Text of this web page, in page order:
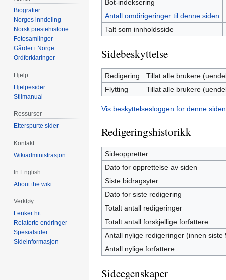
Bot-indeksering
Antall omdirigeringer til denne siden
Talt som innholdsside
Sidebeskyttelse
Redigering
Tillat alle brukere
Flytting
Tillat alle brukere
Vis beskyttelsesloggen for denne
Redigeringshistorikk
Sideoppretter
Dato for opprettelse av siden
Siste bidragsyter
Dato for siste redigering
Totalt antall redigeringer
Totalt antall forskjellige forfattere
Antall nylige redigeringer (innen siste
Antall nylige forfattere
Sideegenskaper
Biografier
Norges inndeling
Norsk prestehistorie
Fotosamlinger
Gårder i Norge
Ordforklaringer
Hjelp
Hjelpesider
Stilmanual
Ressurser
Etterspurte sider
Kontakt
Wikiadministrasjon
In English
About the wiki
Verktøy
Lenker hit
Relaterte endringer
Spesialsider
Sideinformasjon